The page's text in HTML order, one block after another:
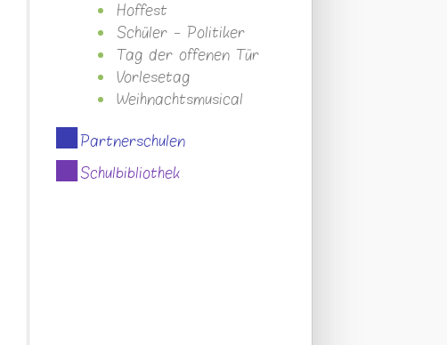
Hoffest
Schüler - Politiker
Tag der offenen Tür
Vorlesetag
Weihnachtsmusical
Partnerschulen
Schulbibliothek